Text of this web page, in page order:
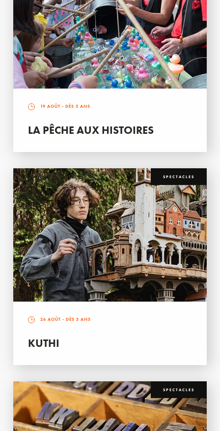
19 AOÛT - DÈS 3 ANS
LA PÊCHE AUX HISTOIRES
SPECTACLES
26 AOÛT - DÈS 3 ANS
KUTHI
SPECTACLES